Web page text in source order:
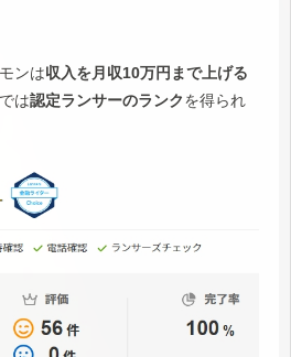
ンは収入を月収10万円まで上げる
は認定ランサーのランクを得られ